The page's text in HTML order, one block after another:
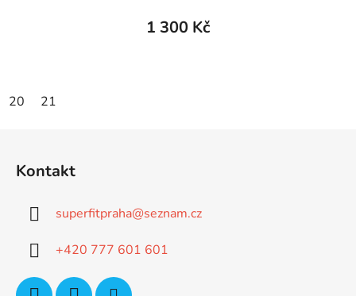
1 300 Kč
20 21
Kontakt
superfitpraha@seznam.cz
+420 777 601 601